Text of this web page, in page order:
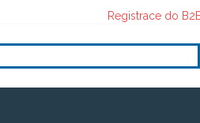
Registrace do